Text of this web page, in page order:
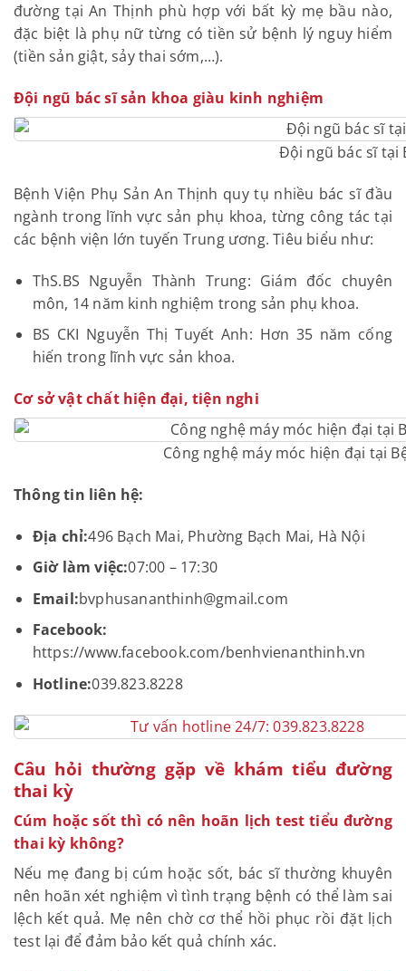
đường tại An Thịnh phù hợp với bất kỳ mẹ bầu nào,
đặc biệt là phụ nữ từng có tiền sử bệnh lý nguy hiểm
(tiền sản giật, sảy thai sớm,…).
Đội ngũ bác sĩ sản khoa giàu kinh nghiệm
Đội ngũ bác sĩ tại
Bệnh Viện Phụ Sản An Thịnh quy tụ nhiều bác sĩ đầu
ngành trong lĩnh vực sản phụ khoa, từng công tác tại
các bệnh viện lớn tuyến Trung ương. Tiêu biểu như:
ThS.BS Nguyễn Thành Trung: Giám đốc chuyên
môn, 14 năm kinh nghiệm trong sản phụ khoa.
BS CKI Nguyễn Thị Tuyết Anh: Hơn 35 năm cống
hiến trong lĩnh vực sản khoa.
Cơ sở vật chất hiện đại, tiện nghi
Công nghệ máy móc hiện đại tại
Thông tin liên hệ:
Địa chỉ:496 Bạch Mai, Phường Bạch Mai, Hà Nội
Giờ làm việc:07:00 – 17:30
Email:bvphusananthinh@gmail.com
Facebook:
https://www.facebook.com/benhvienanthinh.vn
Hotline:039.823.8228
Câu hỏi thường gặp về khám tiểu đường
thai kỳ
Cúm hoặc sốt thì có nên hoãn lịch test tiểu đường
thai kỳ không?
Nếu mẹ đang bị cúm hoặc sốt, bác sĩ thường khuyên
nên hoãn xét nghiệm vì tình trạng bệnh có thể làm sai
lệch kết quả. Mẹ nên chờ cơ thể hồi phục rồi đặt lịch
test lại để đảm bảo kết quả chính xác.